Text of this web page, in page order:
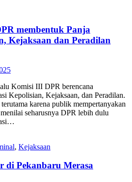
membentuk Panja
Kejaksaan dan Peradilan
Komisi III DPR berencana
Kepolisian, Kejaksaan, dan Peradilan.
karena publik mempertanyakan
seharusnya DPR lebih dulu
, Kejaksaan
di Pekanbaru Merasa